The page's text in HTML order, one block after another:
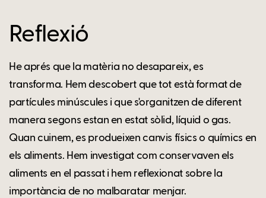
Reflexió
He aprés que la matèria no desapareix, es
transforma. Hem descobert que tot està format de
partícules minúscules i que s'organitzen de diferent
manera segons estan en estat sòlid, líquid o gas.
Quan cuinem, es produeixen canvis físics o químics en
els aliments. Hem investigat com conservaven els
aliments en el passat i hem reflexionat sobre la
importància de no malbaratar menjar.